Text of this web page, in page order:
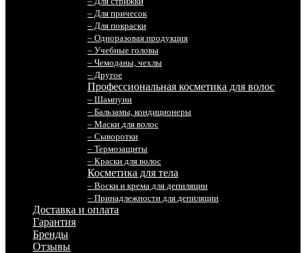
– Для причесок
– Для покраски
– Одноразовая продукция
– Учебные головы
– Чемоданы, чехлы
– Другое
Профессиональная косметика для волос
– Шампуни
– Бальзамы, кондиционеры
– Маски для волос
– Сыворотки
– Термозащиты
– Краски для волос
Косметика для тела
– Воски и крема для депиляции
– Принадлежности для депиляции
Доставка и оплата
Гарантия
Бренды
Отзывы